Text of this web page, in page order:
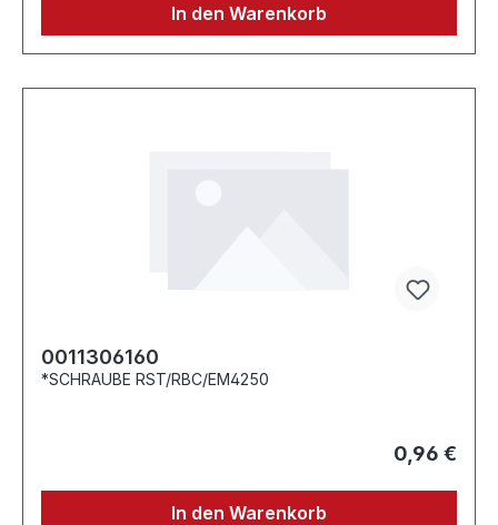
In den Warenkorb
0011306160
*SCHRAUBE RST/RBC/EM4250
0,96 €
In den Warenkorb